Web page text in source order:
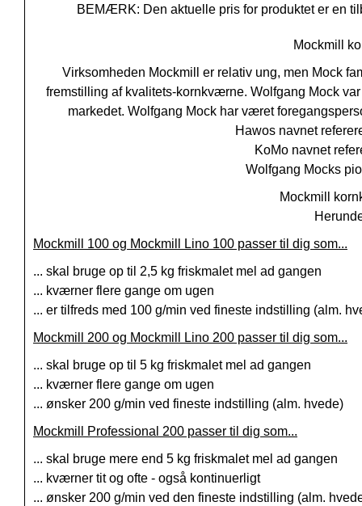
BEMÆRK: Den aktuelle pris for produktet er en
Mockmill
Virksomheden Mockmill er relativ ung, men Mock
fremstilling af kvalitets-kornkværne. Wolfgang Mock
markedet. Wolfgang Mock har været
Hawos navnet
KoMo navnet
Wolfgang Mocks
Mockmill
Mockmill 100 og Mockmill Lino 100 passer til dig som...
... skal bruge op til 2,5 kg friskmalet mel ad gangen
... kværner flere gange om ugen
... er tilfreds med 100 g/min ved fineste indstilling (alm.
Mockmill 200 og Mockmill Lino 200 passer til dig som...
... skal bruge op til 5 kg friskmalet mel ad gangen
... kværner flere gange om ugen
... ønsker 200 g/min ved fineste indstilling (alm. hvede)
Mockmill Professional 200 passer til dig som...
... skal bruge mere end 5 kg friskmalet mel ad gangen
... kværner tit og ofte - også kontinuerligt
... ønsker 200 g/min ved den fineste indstilling (alm.